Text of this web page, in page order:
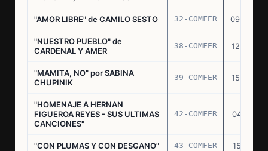
"AMOR LIBRE" de CAMILO SESTO 32-COMFER 09.09.76
"NUESTRO PUEBLO" de
CARDENAL Y AMER
38-COMFER 12.10.76
"MAMITA, NO" por SABINA
CHUPINIK
39-COMFER 15.10.76
"HOMENAJE A HERNAN
FIGUEROA REYES - SUS ULTIMAS
CANCIONES"
42-COMFER 04.11.76
"CON PLUMAS Y CON DESGANO" 43-COMFER 15.11.76